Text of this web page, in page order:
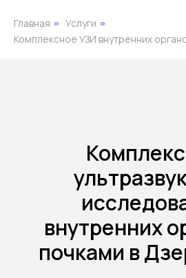
Главная » Услуги »
Комплексное УЗИ внутренних
внутренних
почками в